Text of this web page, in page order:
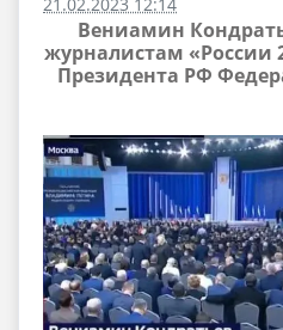
Вениамин
журналистам «России
Президента РФ